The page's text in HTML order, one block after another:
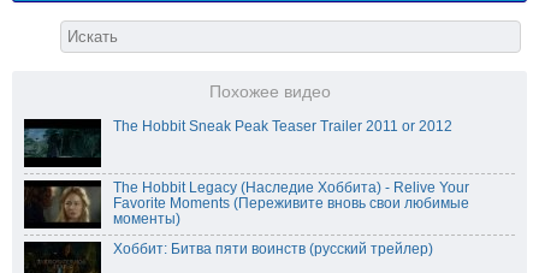
Похожее видео
The Hobbit Sneak Peak Teaser Trailer 2011 or 2012
The Hobbit Legacy (Наследие Хоббита) - Relive Your
Favorite Moments (Переживите вновь свои любимые
моменты)
Хоббит: Битва пяти воинств (русский трейлер)